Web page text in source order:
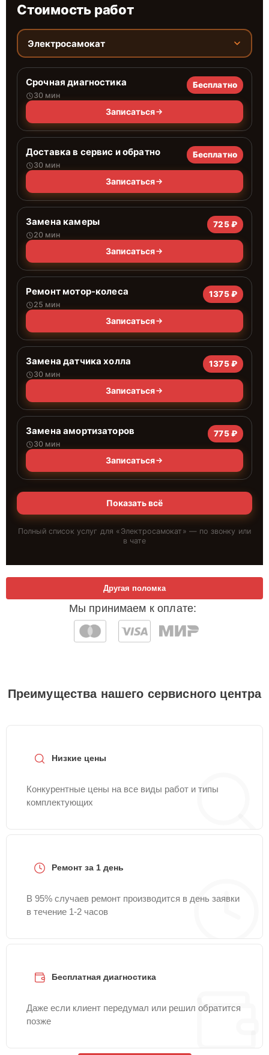
Стоимость работ
Электросамокат
Срочная диагностика
30 мин
Бесплатно
Записаться
Доставка в сервис и обратно
30 мин
Бесплатно
Записаться
Замена камеры
20 мин
725 ₽
Записаться
Ремонт мотор-колеса
25 мин
1375 ₽
Записаться
Замена датчика холла
30 мин
1375 ₽
Записаться
Замена амортизаторов
30 мин
775 ₽
Записаться
Показать всё
Полный список услуг для « Электросамокат » — по звонку или
в чате
Мы принимаем к оплате:
Другая поломка
Преимущества нашего сервисного центра
Низкие цены
Конкурентные цены на все виды работ и типы
комплектующих
Ремонт за 1 день
В 95% случаев ремонт производится в день заявки
в течение 1-2 часов
Бесплатная диагностика
Даже если клиент передумал или решил обратится
позже